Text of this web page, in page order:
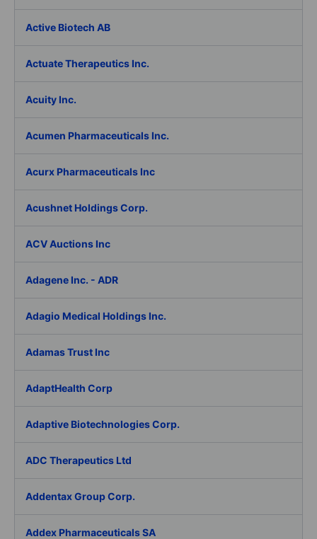
Active Biotech AB
Actuate Therapeutics Inc.
Acuity Inc.
Acumen Pharmaceuticals Inc.
Acurx Pharmaceuticals Inc
Acushnet Holdings Corp.
ACV Auctions Inc
Adagene Inc. - ADR
Adagio Medical Holdings Inc.
Adamas Trust Inc
AdaptHealth Corp
Adaptive Biotechnologies Corp.
ADC Therapeutics Ltd
Addentax Group Corp.
Addex Pharmaceuticals SA